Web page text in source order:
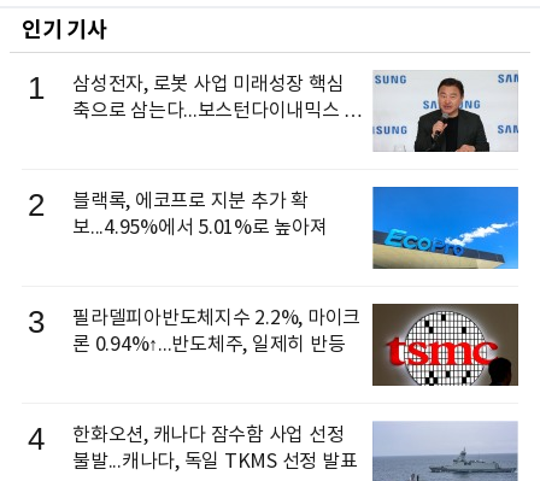
인기 기사
1
삼성전자, 로봇 사업 미래성장 핵심
축으로 삼는다...보스턴다이내믹스 출
2
블랙록, 에코프로 지분 추가 확
보...4.95%에서 5.01%로 높아져
3
필라델피아반도체지수 2.2%, 마이크
론 0.94%↑...반도체주, 일제히 반등
4
한화오션, 캐나다 잠수함 사업 선정
불발...캐나다, 독일 TKMS 선정 발표